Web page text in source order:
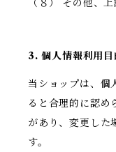
（８） その他、
3. 個人情報利用目
当ショップは、個
ると合理的に認め
があり、変更した
す。